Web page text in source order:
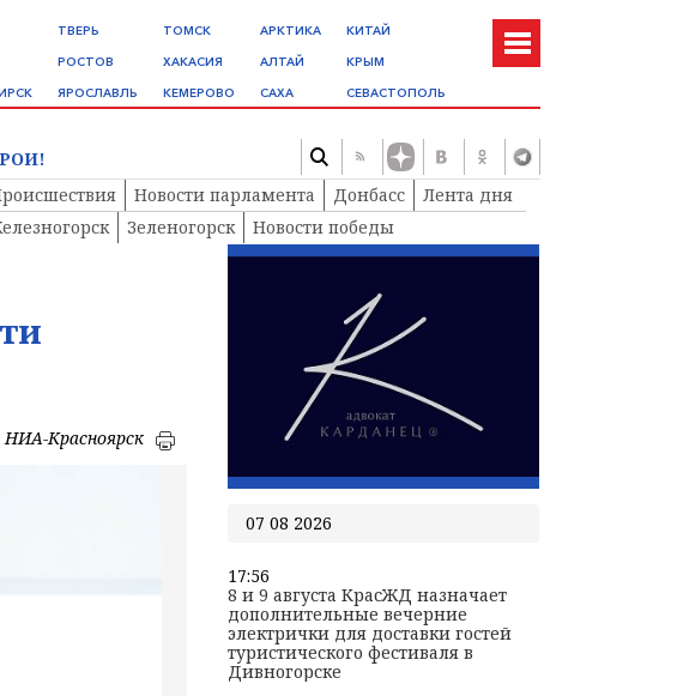
ТВЕРЬ
РОСТОВ
ЯРОСЛАВЛЬ
ТОМСК
ХАКАСИЯ
КЕМЕРОВО
АРКТИКА
АЛТАЙ
САХА
КИТАЙ
КРЫМ
СЕВАСТОПОЛЬ
Новости парламента Донбасс
Лента дня
Зеленогорск
Новости победы
НИА-Красноярск
07 08 2026
17:56
8 и 9 августа КрасЖД назначает
дополнительные вечерние
электрички для доставки гостей
туристического фестиваля в
Дивногорске